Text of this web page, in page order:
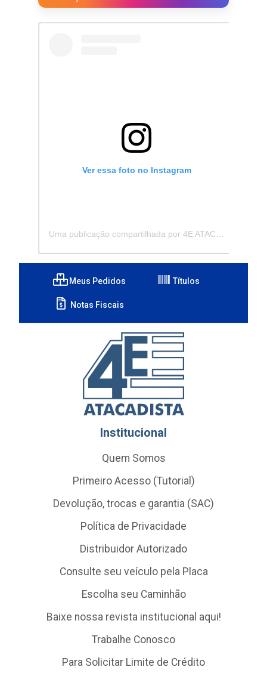
Ver essa foto no Instagram
Meus Pedidos Títulos
Notas Fiscais
Institucional
Quem Somos
Primeiro Acesso (Tutorial)
Devolução, trocas e garantia (SAC)
Política de Privacidade
Distribuidor Autorizado
Consulte seu veículo pela Placa
Escolha seu Caminhão
Baixe nossa revista institucional aqui!
Trabalhe Conosco
Para Solicitar Limite de Crédito